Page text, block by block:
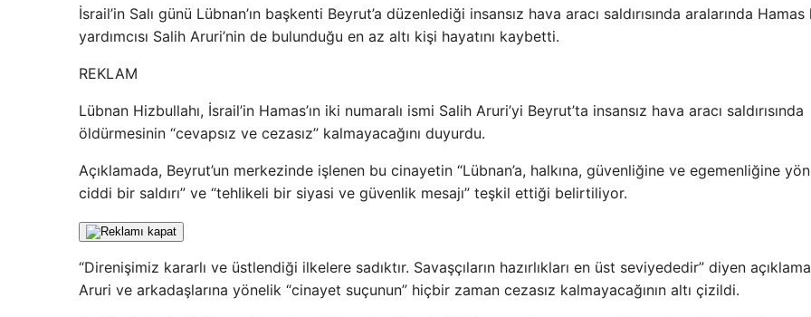
İsrail’in Salı günü Lübnan’ın başkenti Beyrut’a düzenlediği insansız hava aracı saldırısında aralarında
yardımcısı Salih Aruri’nin de bulunduğu en az altı kişi hayatını kaybetti.
REKLAM
Lübnan Hizbullahı, İsrail’in Hamas’ın iki numaralı ismi Salih Aruri’yi Beyrut’ta insansız hava aracı saldırısında
öldürmesinin “cevapsız ve cezasız” kalmayacağını duyurdu.
Açıklamada, Beyrut’un merkezinde işlenen bu cinayetin “Lübnan’a, halkına, güvenliğine ve egemenliğine
ciddi bir saldırı” ve “tehlikeli bir siyasi ve güvenlik mesajı” teşkil ettiği belirtiliyor.
“Direnişimiz kararlı ve üstlendiği ilkelere sadıktır. Savaşçıların hazırlıkları en üst seviyededir” diyen
Aruri ve arkadaşlarına yönelik “cinayet suçunun” hiçbir zaman cezasız kalmayacağının altı çizildi.